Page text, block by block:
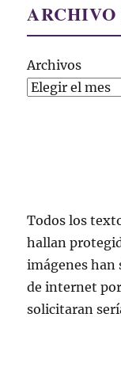
Archivos
Todos los
hallan
imágenes han
de internet
solicitaran